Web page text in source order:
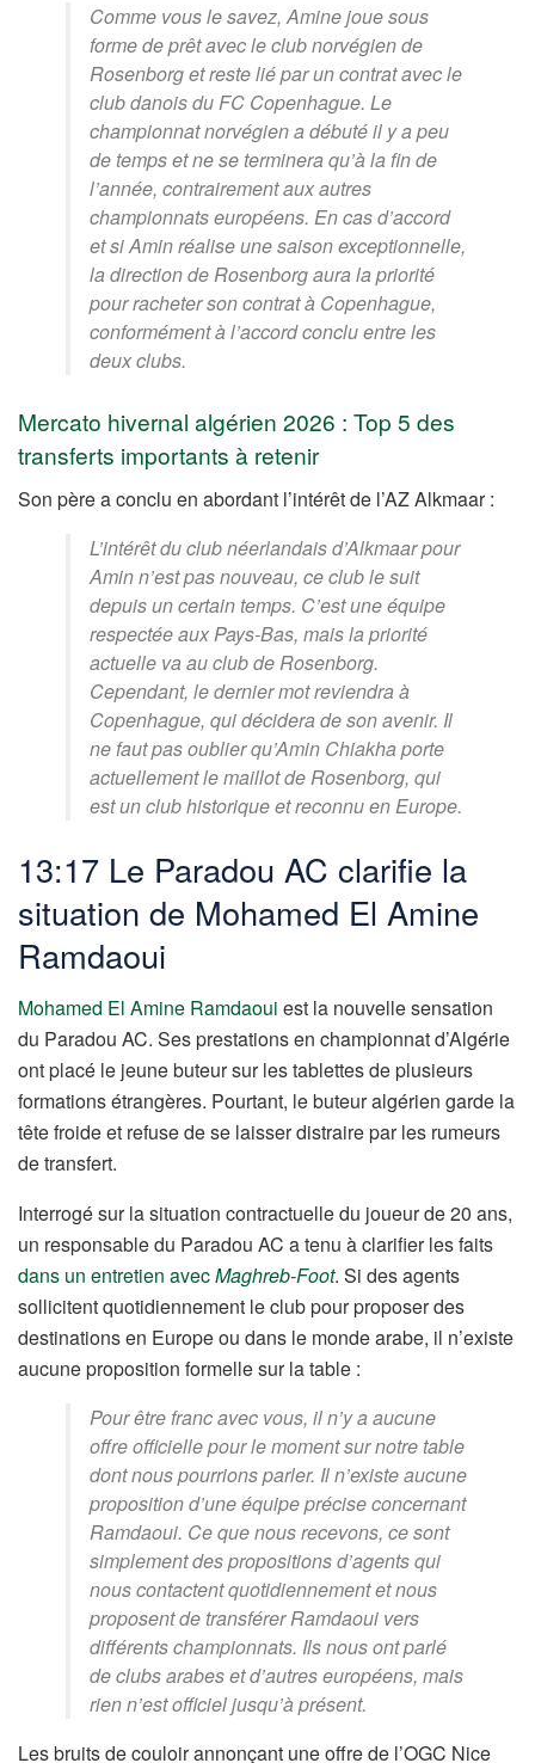
Comme vous le savez, Amine joue sous
forme de prêt avec le club norvégien de
Rosenborg et reste lié par un contrat avec le
club danois du FC Copenhague. Le
championnat norvégien a débuté il y a peu
de temps et ne se terminera qu’à la fin de
l’année, contrairement aux autres
championnats européens. En cas d’accord
et si Amin réalise une saison exceptionnelle,
la direction de Rosenborg aura la priorité
pour racheter son contrat à Copenhague,
conformément à l’accord conclu entre les
deux clubs.
Mercato hivernal algérien 2026 : Top 5 des
transferts importants à retenir
Son père a conclu en abordant l’intérêt de l’AZ Alkmaar :
L’intérêt du club néerlandais d’Alkmaar pour
Amin n’est pas nouveau, ce club le suit
depuis un certain temps. C’est une équipe
respectée aux Pays-Bas, mais la priorité
actuelle va au club de Rosenborg.
Cependant, le dernier mot reviendra à
Copenhague, qui décidera de son avenir. Il
ne faut pas oublier qu’Amin Chiakha porte
actuellement le maillot de Rosenborg, qui
est un club historique et reconnu en Europe.
13:17 Le Paradou AC clarifie la
situation de Mohamed El Amine
Ramdaoui
Mohamed El Amine Ramdaoui est la nouvelle sensation
du Paradou AC. Ses prestations en championnat d’Algérie
ont placé le jeune buteur sur les tablettes de plusieurs
formations étrangères. Pourtant, le buteur algérien garde la
tête froide et refuse de se laisser distraire par les rumeurs
de transfert.
Interrogé sur la situation contractuelle du joueur de 20 ans,
un responsable du Paradou AC a tenu à clarifier les faits
dans un entretien avecMaghreb-Foot. Si des agents
sollicitent quotidiennement le club pour proposer des
destinations en Europe ou dans le monde arabe, il n’existe
aucune proposition formelle sur la table :
Pour être franc avec vous, il n’y a aucune
offre officielle pour le moment sur notre table
dont nous pourrions parler. Il n’existe aucune
proposition d’une équipe précise concernant
Ramdaoui. Ce que nous recevons, ce sont
simplement des propositions d’agents qui
nous contactent quotidiennement et nous
proposent de transférer Ramdaoui vers
différents championnats. Ils nous ont parlé
de clubs arabes et d’autres européens, mais
rien n’est officiel jusqu’à présent.
Les bruits de couloir annonçant une offre de l’OGC Nice